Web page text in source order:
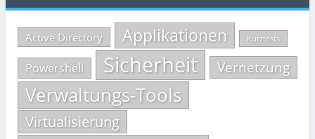
Active Directory Applikationen Kurztests
Powershell Sicherheit Vernetzung
Verwaltungs-Tools
Virtualisierung